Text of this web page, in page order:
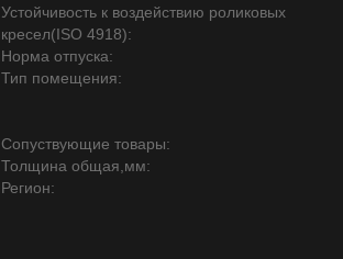
Устойчивость к воздействию роликовых
кресел(ISO 4918):
Норма отпуска:
Тип помещения:
Сопуствующие товары:
Толщина общая,мм:
Регион: